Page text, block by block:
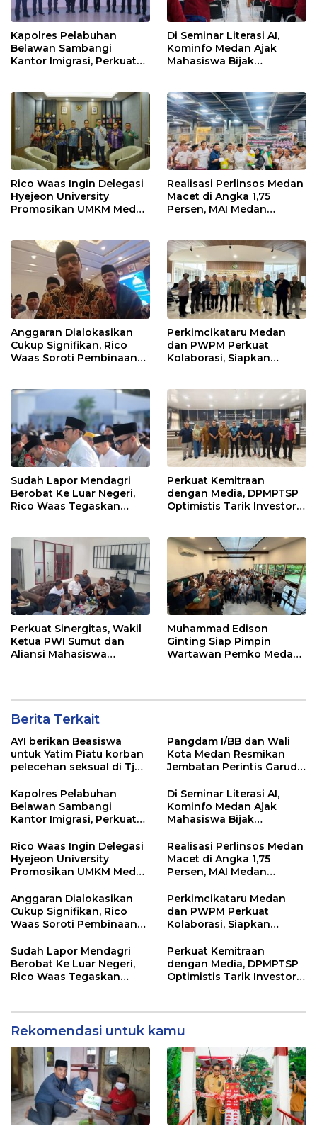
Kapolres Pelabuhan
Belawan Sambangi
Kantor Imigrasi, Perkuat
Di Seminar Literasi AI,
Kominfo Medan Ajak
Mahasiswa Bijak
Rico Waas Ingin Delegasi
Hyejeon University
Promosikan UMKM Medan
Realisasi Perlinsos Medan
Macet di Angka 1,75
Persen, MAI Medan
Pemko
Anggaran Dialokasikan
Cukup Signifikan, Rico
Waas Soroti Pembinaan
Harian
Perkimcikataru Medan
dan PWPM Perkuat
Kolaborasi, Siapkan
Sudah Lapor Mendagri
Berobat Ke Luar Negeri,
Rico Waas Tegaskan
Perkuat Kemitraan
dengan Media, DPMPTSP
Optimistis Tarik Investor
Perkuat Sinergitas, Wakil
Ketua PWI Sumut dan
Aliansi Mahasiswa
Muhammad Edison
Ginting Siap Pimpin
Wartawan Pemko Medan,
Berita Terkait
AYI berikan Beasiswa
untuk Yatim Piatu korban
pelecehan seksual di Tj
Pangdam I/BB dan Wali
Kota Medan Resmikan
Jembatan Perintis Garuda,
Medan Polonia-Johor-
Maimun
Kapolres Pelabuhan
Belawan Sambangi
Kantor Imigrasi, Perkuat
Pelabuhan Internasional
Di Seminar Literasi AI,
Kominfo Medan Ajak
Mahasiswa Bijak
Buatan
Rico Waas Ingin Delegasi
Hyejeon University
Promosikan UMKM Medan
Realisasi Perlinsos Medan
Macet di Angka 1,75
Persen, MAI Medan
Merosotnya Kredibilitas
Pemko
Anggaran Dialokasikan
Cukup Signifikan, Rico
Waas Soroti Pembinaan
Evaluasi Kinerja Pengurus
Harian
Perkimcikataru Medan
dan PWPM Perkuat
Kolaborasi, Siapkan
Sudah Lapor Mendagri
Berobat Ke Luar Negeri,
Rico Waas Tegaskan
Perkuat Kemitraan
dengan Media, DPMPTSP
Optimistis Tarik Investor
Rekomendasi untuk kamu